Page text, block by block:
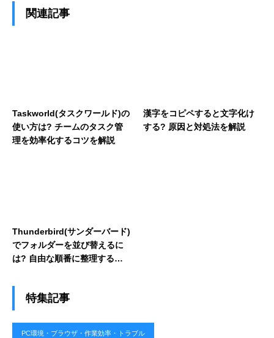
関連記事
Taskworld(タスクワールド)の
使い方は? チームのタスク管
理を効率化するコツを解説
漢字をコピペすると文字化け
する? 原因と対処法を解説
Thunderbird(サンダーバード)
でフォルダーを並び替えるに
は? 自由な順番に整理する設
特集記事
PC環境・ブラウザ・作業効率・トラブル